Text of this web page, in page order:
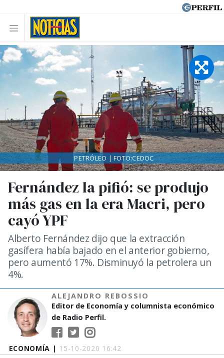
ECONOMÍA | 15-10-2020 16:42
Fernández la pifió: se produjo
más gas en la era Macri, pero
cayó YPF
Alberto Fernández dijo que la extracción
gasífera había bajado en el anterior gobierno,
pero aumentó 17%. Disminuyó la petrolera un
4%.
ALEJANDRO REBOSSIO
Editor de Economía y columnista económico
de Radio Perfil.
PETRÓLEO | FOTO:CEDOC